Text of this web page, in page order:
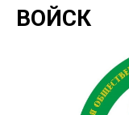
ВОЙСК